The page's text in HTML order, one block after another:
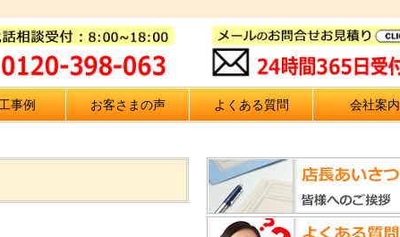
事例 お客さまの声 よくある質問 会社案内